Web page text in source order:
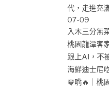
代，走進充
07-09
入木三分無
桃園龍潭客
跟上AI，不
海鮮迪士尼
零嘴🔥｜桃